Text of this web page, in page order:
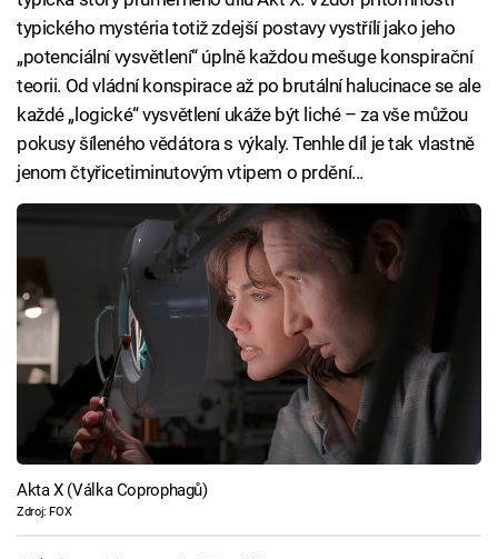
typického mystéria totiž zdejší postavy vystřílí jako jeho
„potenciální vysvětlení“ úplně každou mešuge konspirační
teorii. Od vládní konspirace až po brutální halucinace se ale
každé „logické“ vysvětlení ukáže být liché – za vše můžou
pokusy šíleného vědátora s výkaly. Tenhle díl je tak vlastně
jenom čtyřicetiminutovým vtipem o prdění...
Akta X (Válka Coprophagů)
Zdroj: FOX